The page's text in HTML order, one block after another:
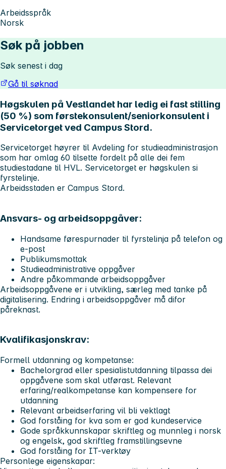
Arbeidsspråk
Norsk
Søk på jobben
Søk senest i dag
Gå til søknad
Høgskulen på Vestlandet har ledig ei fast stilling
(50 %) som førstekonsulent/seniorkonsulent i
Servicetorget ved Campus Stord.
Servicetorget høyrer til Avdeling for studieadministrasjon
som har omlag 60 tilsette fordelt på alle dei fem
studiestadane til HVL. Servicetorget er høgskulen si
fyrstelinje.
Arbeidsstaden er Campus Stord.
Ansvars- og arbeidsoppgåver:
Handsame førespurnader til fyrstelinja på telefon og
e-post
Publikumsmottak
Studieadministrative oppgåver
Andre påkommande arbeidsoppgåver
Arbeidsoppgåvene er i utvikling, særleg med tanke på
digitalisering. Endring i arbeidsoppgåver må difor
påreknast.
Kvalifikasjonskrav:
Formell utdanning og kompetanse:
Bachelorgrad eller spesialistutdanning tilpassa dei
oppgåvene som skal utførast. Relevant
erfaring/realkompetanse kan kompensere for
utdanning
Relevant arbeidserfaring vil bli vektlagt
God forståing for kva som er god kundeservice
Gode språkkunnskapar skriftleg og munnleg i norsk
og engelsk, god skriftleg framstillingsevne
God forståing for IT-verktøy
Personlege eigenskapar: